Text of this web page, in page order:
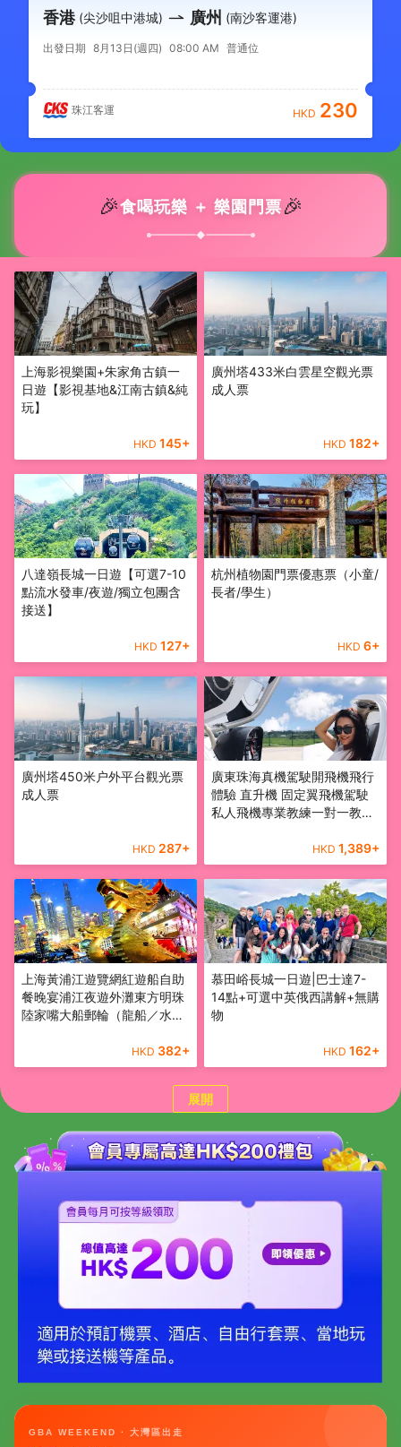
香港 (尖沙咀中港城) 廣州 (南沙客運港)
出發日期 8月13日(週四) 08:00 AM 普通位
珠江客運 HKD 230
🎉食喝玩樂 ＋ 樂園門票🎉
◆
上海影視樂園+朱家角古鎮一
日遊【影視基地&江南古鎮&純
玩】
HKD 145+
廣州塔433米白雲星空觀光票
成人票
HKD 182+
八達嶺長城一日遊【可選7-10
點流水發車/夜遊/獨立包團含
接送】
HKD 127+
杭州植物園門票優惠票（小童/
長者/學生）
HKD 6+
廣州塔450米户外平台觀光票
成人票
HKD 287+
廣東珠海真機駕駛開飛機飛行
體驗 直升機 固定翼飛機駕駛
私人飛機專業教練一對一教學
HKD 1,389+
上海黃浦江遊覽網紅遊船自助
餐晚宴浦江夜遊外灘東方明珠
陸家嘴大船郵輪（龍船／水晶
HKD 382+
慕田峪長城一日遊|巴士達7-
14點+可選中英俄西講解+無購
物
HKD 162+
展開
GBA WEEKEND · 大灣區出走